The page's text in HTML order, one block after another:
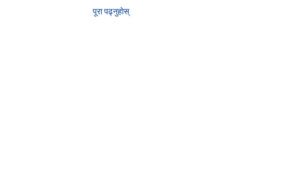
पूरा पढ्नुहाेस्